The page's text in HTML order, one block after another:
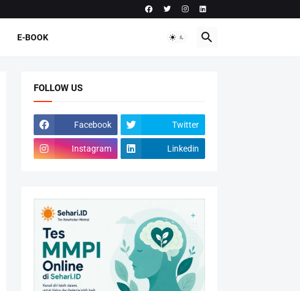
E-BOOK
FOLLOW US
Facebook Twitter
Instagram Linkedin